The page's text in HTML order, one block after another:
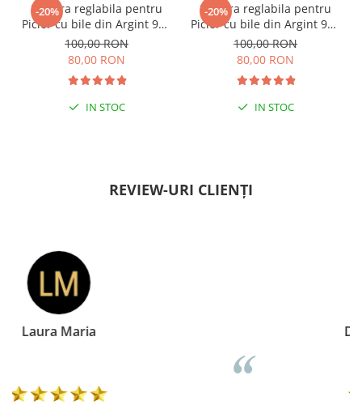
-20%
Bratara reglabila pentru
Picior cu bile din Argint 925
si margele Miyuki rosii
100,00 RON
80,00 RON
IN STOC
-20%
Bratara reglabila pentru
Picior cu bile din Argint 925
si margele Miyuki verzi
100,00 RON
80,00 RON
IN STOC
REVIEW-URI CLIENȚI